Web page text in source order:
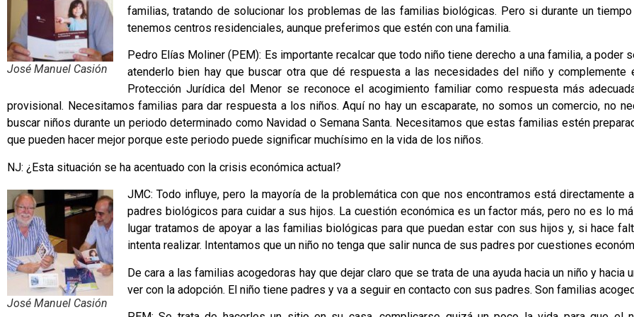
José Manuel Casión
familias, tratando de solucionar los problemas de las familias biológicas. Pero si durante un
tenemos centros residenciales, aunque preferimos que estén con una familia.
Pedro Elías Moliner (PEM): Es importante recalcar que todo niño tiene derecho a una familia, a poder
atenderlo bien hay que buscar otra que dé respuesta a las necesidades del niño y
Protección Jurídica del Menor se reconoce el acogimiento familiar como respuesta más
provisional. Necesitamos familias para dar respuesta a los niños. Aquí no hay un escaparate, no somos un comercio, no
buscar niños durante un periodo determinado como Navidad o Semana Santa. Necesitamos que estas familias estén
que pueden hacer mejor porque este periodo puede significar muchísimo en la vida de los niños.
NJ: ¿Esta situación se ha acentuado con la crisis económica actual?
José Manuel Casión
JMC: Todo influye, pero la mayoría de la problemática con que nos encontramos está directamente
padres biológicos para cuidar a sus hijos. La cuestión económica es un factor más, pero no es lo
lugar tratamos de apoyar a las familias biológicas para que puedan estar con sus hijos y, si hace
intenta realizar. Intentamos que un niño no tenga que salir nunca de sus padres por cuestiones
De cara a las familias acogedoras hay que dejar claro que se trata de una ayuda hacia un niño y hacia
ver con la adopción. El niño tiene padres y va a seguir en contacto con sus padres. Son familias